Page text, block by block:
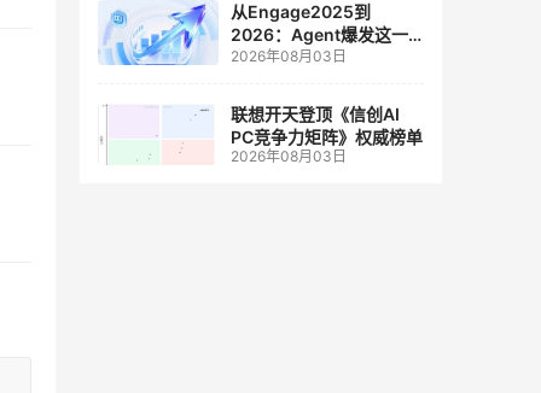
从Engage2025到
2026：Agent爆发这一
年，AI CRM 走到哪了
2026年08月03日
联想开天登顶《信创AI
PC竞争力矩阵》权威榜单
2026年08月03日